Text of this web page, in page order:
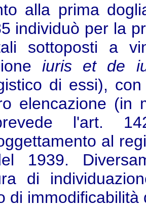
alla prima
individuò per la
sottoposti a
iuris et de
di essi),
elencazione (in
l'art.
al
1939.
di
di